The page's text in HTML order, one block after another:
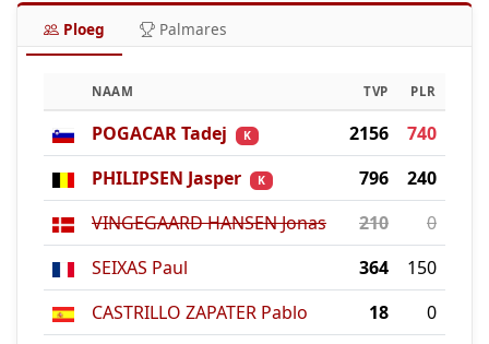
Ploeg Palmares
NAAM TVP PLR
POGACAR Tadej K 2156
740
PHILIPSEN Jasper
K 796
240
VINGEGAARD HANSEN Jonas
210
0
SEIXAS Paul
364
150
CASTRILLO ZAPATER Pablo
18
0